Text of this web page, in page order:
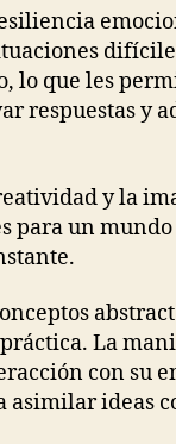
lo que les
respuestas y
y la
para un
La
con su
asimilar ideas